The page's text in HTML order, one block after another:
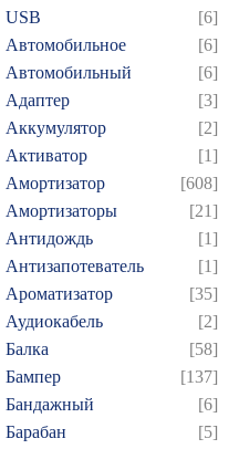
USB
[6]
Автомобильное
[6]
Автомобильный
[6]
Адаптер
[3]
Аккумулятор
[2]
Активатор
[1]
Амортизатор
[608]
Амортизаторы
[21]
Антидождь
[1]
Антизапотеватель
[1]
Ароматизатор
[35]
Аудиокабель
[2]
Балка
[58]
Бампер
[137]
Бандажный
[6]
Барабан
[5]